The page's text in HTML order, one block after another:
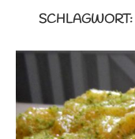
SCHLAGWORT: